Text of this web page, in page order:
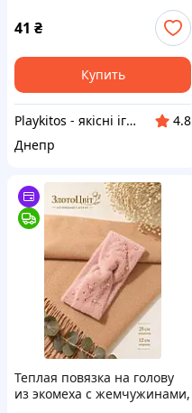
41 ₴
Купить
Playkitos - якісні іграшки для розвитку дітей
4.8
Днепр
Теплая повязка на голову
из экомеха с жемчужинами,